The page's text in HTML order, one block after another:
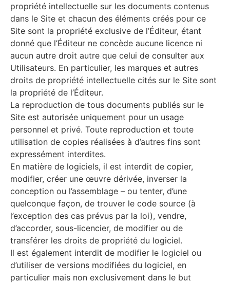
propriété intellectuelle sur les documents contenus
dans le Site et chacun des éléments créés pour ce
Site sont la propriété exclusive de l’Éditeur, étant
donné que l’Éditeur ne concède aucune licence ni
aucun autre droit autre que celui de consulter aux
Utilisateurs. En particulier, les marques et autres
droits de propriété intellectuelle cités sur le Site sont
la propriété de l’Éditeur.
La reproduction de tous documents publiés sur le
Site est autorisée uniquement pour un usage
personnel et privé. Toute reproduction et toute
utilisation de copies réalisées à d’autres fins sont
expressément interdites.
En matière de logiciels, il est interdit de copier,
modifier, créer une œuvre dérivée, inverser la
conception ou l’assemblage – ou tenter, d’une
quelconque façon, de trouver le code source (à
l’exception des cas prévus par la loi), vendre,
d’accorder, sous-licencier, de modifier ou de
transférer les droits de propriété du logiciel.
Il est également interdit de modifier le logiciel ou
d’utiliser de versions modifiées du logiciel, en
particulier mais non exclusivement dans le but